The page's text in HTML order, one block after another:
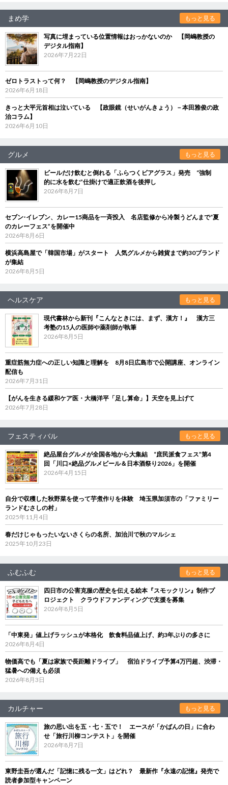
まめ学 もっと見る
写真に埋まっている位置情報はおっかないのか 【岡嶋教授の
デジタル指南】
2026年7月22日
ゼロトラストって何？ 【岡嶋教授のデジタル指南】
2026年6月18日
きっと大平元首相は泣いている 【政眼鏡（せいがんきょう）－本田雅俊の政
治コラム】
2026年6月10日
グルメ もっと見る
ビールだけ飲むと倒れる「ふらつくビアグラス」発売 “強制
的に水を飲む”仕掛けで適正飲酒を後押し
2026年8月7日
セブン‐イレブン、カレー15商品を一斉投入 名店監修から冷製うどんまで“夏
のカレーフェス”を開催中
2026年8月6日
横浜高島屋で「韓国市場」がスタート 人気グルメから雑貨まで約30ブランド
が集結
2026年8月5日
ヘルスケア もっと見る
現代書林から新刊『こんなときには、まず、漢方！』 漢方三
考塾の15人の医師や薬剤師が執筆
2026年8月5日
重症筋無力症への正しい知識と理解を 8月8日広島市で公開講座、オンライン
配信も
2026年7月31日
【がんを生きる緩和ケア医・大橋洋平「足し算命」】天空を見上げて
2026年7月28日
フェスティバル もっと見る
絶品屋台グルメが全国各地から大集結 “庶民派食フェス”第4
回「川口×絶品グルメビール＆日本酒祭り2026」を開催
2026年4月15日
自分で収穫した秋野菜を使って芋煮作りを体験 埼玉県加須市の「ファミリー
ランドむさしの村」
2025年11月4日
春だけじゃもったいないさくらの名所、加治川で秋のマルシェ
2025年10月23日
ふむふむ もっと見る
四日市の公害克服の歴史を伝える絵本『スモックリン』制作プ
ロジェクト クラウドファンディングで支援を募集
2026年8月5日
「中東発」値上げラッシュが本格化 飲食料品値上げ、約3年ぶりの多さに
2026年8月4日
物価高でも「夏は家族で長距離ドライブ」 宿泊ドライブ予算4万円超、渋滞・
猛暑への備えも必須
2026年8月3日
カルチャー もっと見る
旅の思い出を五・七・五で！ エースが「かばんの日」に合わ
せ「旅行川柳コンテスト」を開催
2026年8月7日
東野圭吾が選んだ「記憶に残る一文」はどれ？ 最新作『永遠の記憶』発売で
読者参加型キャンペーン